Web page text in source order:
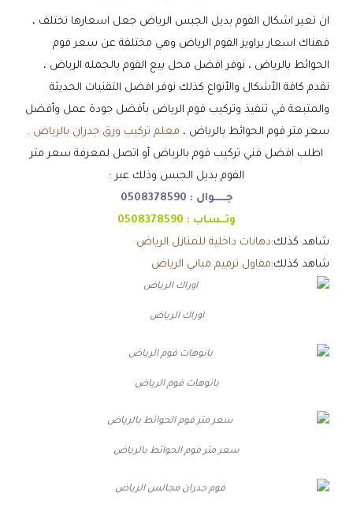
ان تعير اشكال الفوم بديل الجبس الرياض جعل اسعارها تختلف ،
فهناك اسعار براويز الفوم الرياض وهي مختلفة عن سعر فوم
الحوائط بالرياض ، نوفر افضل محل بيع الفوم بالجمله الرياض ،
نقدم كافة الأشكال والأنواع كذلك نوفر افضل التقنيات الحديثة
والمتبعة في تنفيذ وتركيب فوم الرياض بأفضل جودة عمل وأفضل
سعر متر فوم الحوائط بالرياض ، معلم تركيب ورق جدران بالرياض .
اطلب افضل فني تركيب فوم بالرياض أو اتصل لمعرفة سعر متر
الفوم بديل الجبس وذلك عبر :
جـــــوال : 0508378590
وتــساب : 0508378590
شاهد كذلك:دهانات داخلية للمنازل الرياض
شاهد كذلك:مقاول ترميم مباني الرياض
اوراك الرياض
بانوهات فوم الرياض
سعر متر فوم الحوائط بالرياض